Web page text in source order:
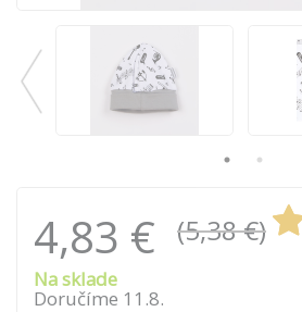
4,83 € (5,38 €)
Na sklade
Doručíme 11.8.